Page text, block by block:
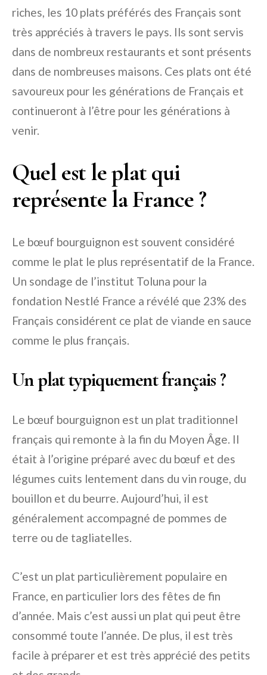
riches, les 10 plats préférés des Français sont
très appréciés à travers le pays. Ils sont servis
dans de nombreux restaurants et sont présents
dans de nombreuses maisons. Ces plats ont été
savoureux pour les générations de Français et
continueront à l’être pour les générations à
venir.
Quel est le plat qui
représente la France ?
Le bœuf bourguignon est souvent considéré
comme le plat le plus représentatif de la France.
Un sondage de l’institut Toluna pour la
fondation Nestlé France a révélé que 23% des
Français considérent ce plat de viande en sauce
comme le plus français.
Un plat typiquement français ?
Le bœuf bourguignon est un plat traditionnel
français qui remonte à la fin du Moyen Âge. Il
était à l’origine préparé avec du bœuf et des
légumes cuits lentement dans du vin rouge, du
bouillon et du beurre. Aujourd’hui, il est
généralement accompagné de pommes de
terre ou de tagliatelles.
C’est un plat particulièrement populaire en
France, en particulier lors des fêtes de fin
d’année. Mais c’est aussi un plat qui peut être
consommé toute l’année. De plus, il est très
facile à préparer et est très apprécié des petits